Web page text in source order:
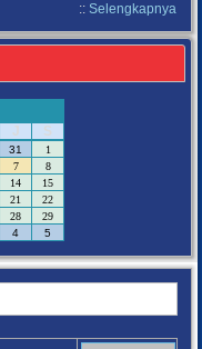
:: Selengkapnya
J S
31
1
7
8
14
15
21
22
28
29
4 5